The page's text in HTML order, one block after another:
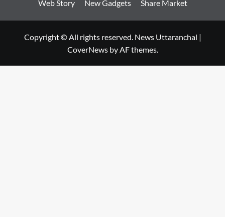
Web Story New Gadgets Share Market
Copyright © All rights reserved. News Uttaranchal |
CoverNewsby AF themes.